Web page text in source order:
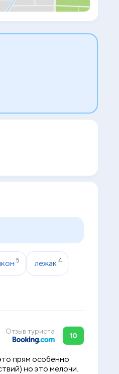
комнаты с ванной и
косметическими
в некоторых
5 лежак 4
Отзыв туриста
10
прям особенно
но это мелочи.